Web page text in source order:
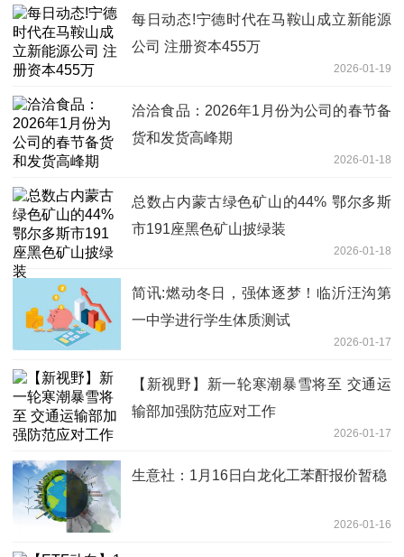
每日动态!宁德时代在马鞍山成立新能源
公司 注册资本455万
2026-01-19
洽洽食品：2026年1月份为公司的春节备
货和发货高峰期
2026-01-18
总数占内蒙古绿色矿山的44% ​鄂尔多斯
市191座黑色矿山披绿装
2026-01-18
简讯:燃动冬日，强体逐梦！临沂汪沟第
一中学进行学生体质测试
2026-01-17
【新视野】新一轮寒潮暴雪将至 交通运
输部加强防范应对工作
2026-01-17
生意社：1月16日白龙化工苯酐报价暂稳
2026-01-16